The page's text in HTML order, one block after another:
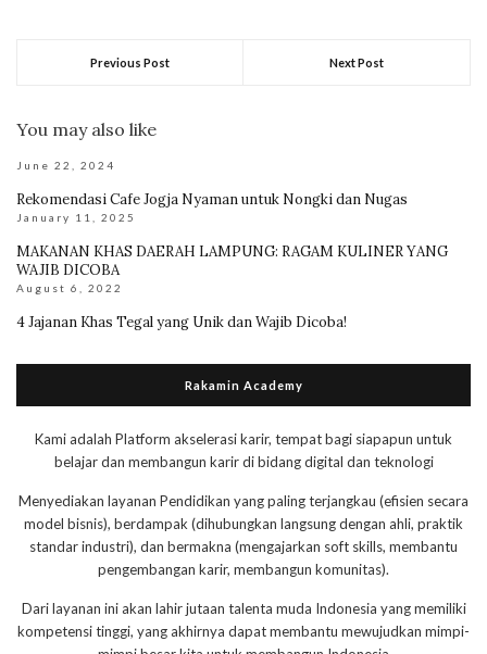
Previous Post Next Post
You may also like
June 22, 2024
Rekomendasi Cafe Jogja Nyaman untuk Nongki dan Nugas
January 11, 2025
MAKANAN KHAS DAERAH LAMPUNG: RAGAM KULINER YANG
WAJIB DICOBA
August 6, 2022
4 Jajanan Khas Tegal yang Unik dan Wajib Dicoba!
Rakamin Academy
Kami adalah Platform akselerasi karir, tempat bagi siapapun untuk
belajar dan membangun karir di bidang digital dan teknologi
Menyediakan layanan Pendidikan yang paling terjangkau (efisien secara
model bisnis), berdampak (dihubungkan langsung dengan ahli, praktik
standar industri), dan bermakna (mengajarkan soft skills, membantu
pengembangan karir, membangun komunitas).
Dari layanan ini akan lahir jutaan talenta muda Indonesia yang memiliki
kompetensi tinggi, yang akhirnya dapat membantu mewujudkan mimpi-